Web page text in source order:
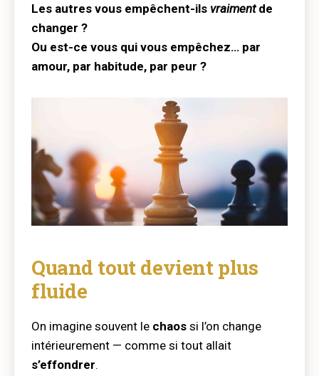
Les autres vous empêchent-ils vraimentde
changer ?
Ou est-ce vous qui vous empêchez… par
amour, par habitude, par peur ?
Quand tout devient plus
fluide
On imagine souvent le chaos si l’on change
intérieurement — comme si tout allait
s’effondrer.